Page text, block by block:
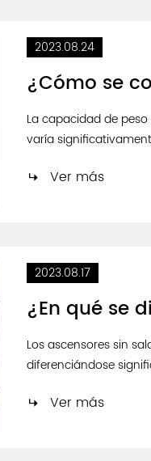
2023.08.24
La capacidad de
varía
algunas ...
Ver más
2023.08.17
Los ascensores sin
diferenciándose
edificios mode...
Ver más